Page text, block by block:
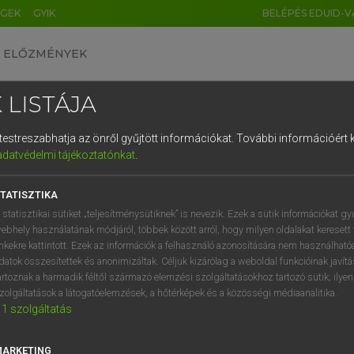
GYIK BELÉPÉS EDUID-
ELŐZMÉNYEK
egyetemes nagyszótár
VAN ELŐFIZETÉSED?
megtekintéséhez.
LISTÁJA
az önről gyűjtött információkat. További információért
tájékoztatónkat.
statisztikai sütiket „teljesítménysütiknek” is nevezik. Ezek a sütik információkat
használatának módjáról, többek között arról, hogy milyen oldalakat keresett
kattintott. Ezek az információk a felhasználó azonosítására nem
összesítettek és anonimizáltak. Céljuk kizárólag a weboldal funkcióinak
a harmadik féltől származó elemzési szolgáltatásokhoz tartozó sütik;
a látogatóelemzések, a hőtérképek és a közösségi médiaanalitika.
1 szolgáltatás
DE CN FR ES IT NL
1 2 3 4 5 6 7 8 9
q w e r t z u i
a s d f g h j k l é
í y x c v b n m , .